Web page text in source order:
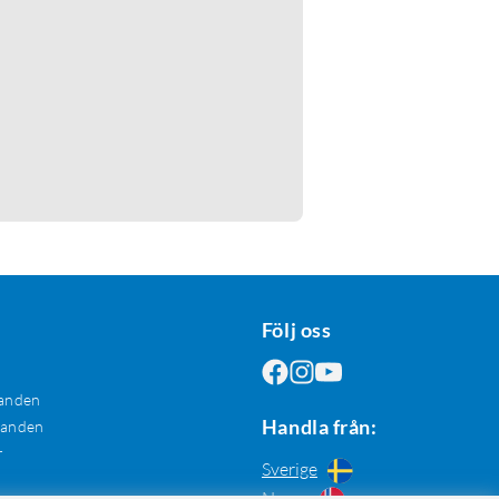
Följ oss
Handla från:
Sverige